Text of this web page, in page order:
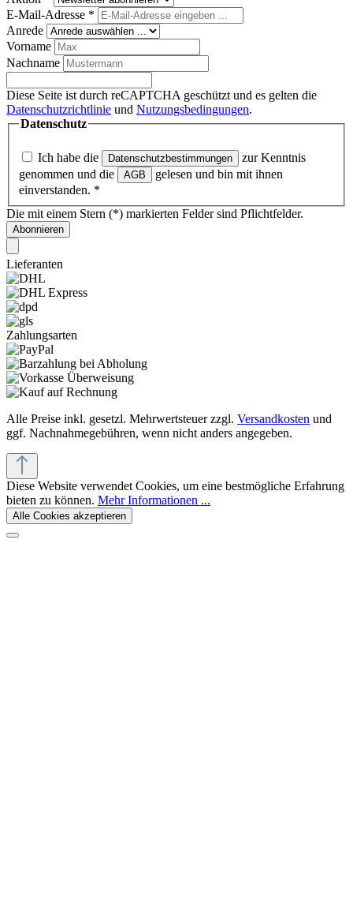
E-Mail-Adresse *
Anrede
Vorname
Nachname
Diese Seite ist durch reCAPTCHA geschützt und es gelten die
Datenschutzrichtlinie und Nutzungsbedingungen.
Datenschutz
Ich habe die Datenschutzbestimmungen
zur Kenntnis
genommen und die
AGB
gelesen und bin mit ihnen
einverstanden. *
Die mit einem Stern (*) markierten Felder sind Pflichtfelder.
Abonnieren
Lieferanten
Zahlungsarten
Alle Preise inkl. gesetzl. Mehrwertsteuer zzgl. Versandkosten und
ggf. Nachnahmegebühren, wenn nicht anders angegeben.
Diese Website verwendet Cookies, um eine bestmögliche Erfahrung
bieten zu können. Mehr Informationen ...
Alle Cookies akzeptieren